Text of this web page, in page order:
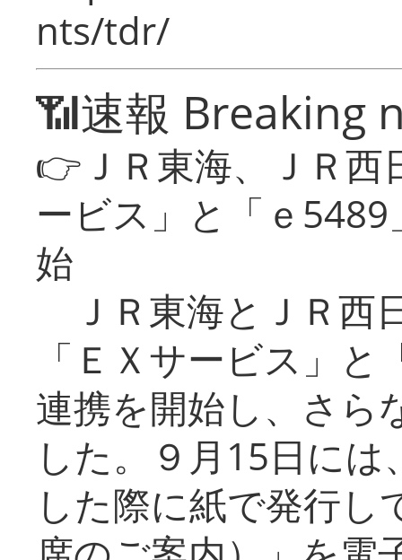
nts/tdr/
📶速報 Breaking
👉ＪＲ東海、ＪＲ
ービス」と「ｅ
始
ＪＲ東海とＪＲ西
「ＥＸサービス」
連携を開始し、さら
した。９月15日に
した際に紙で発行し